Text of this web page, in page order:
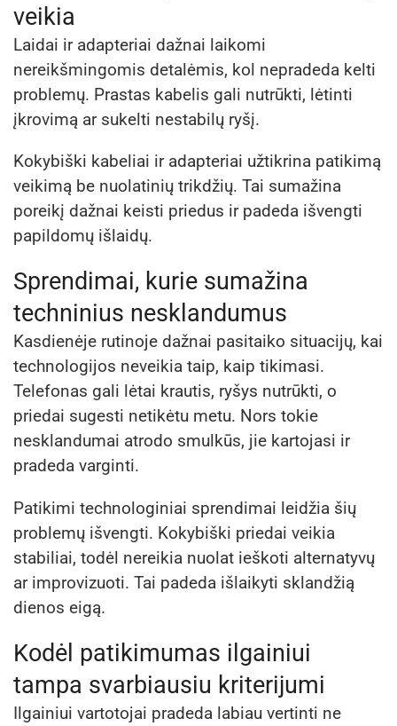
veikia
Laidai ir adapteriai dažnai laikomi
nereikšmingomis detalėmis, kol nepradeda kelti
problemų. Prastas kabelis gali nutrūkti, lėtinti
įkrovimą ar sukelti nestabilų ryšį.
Kokybiški kabeliai ir adapteriai užtikrina patikimą
veikimą be nuolatinių trikdžių. Tai sumažina
poreikį dažnai keisti priedus ir padeda išvengti
papildomų išlaidų.
Sprendimai, kurie sumažina
techninius nesklandumus
Kasdienėje rutinoje dažnai pasitaiko situacijų, kai
technologijos neveikia taip, kaip tikimasi.
Telefonas gali lėtai krautis, ryšys nutrūkti, o
priedai sugesti netikėtu metu. Nors tokie
nesklandumai atrodo smulkūs, jie kartojasi ir
pradeda varginti.
Patikimi technologiniai sprendimai leidžia šių
problemų išvengti. Kokybiški priedai veikia
stabiliai, todėl nereikia nuolat ieškoti alternatyvų
ar improvizuoti. Tai padeda išlaikyti sklandžią
dienos eigą.
Kodėl patikimumas ilgainiui
tampa svarbiausiu kriterijumi
Ilgainiui vartotojai pradeda labiau vertinti ne